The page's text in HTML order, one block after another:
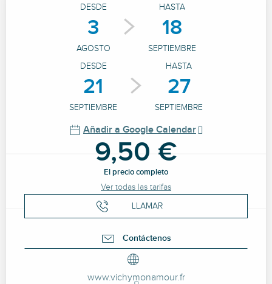
DESDE
3
AGOSTO
HASTA
18
SEPTIEMBRE
DESDE
21
SEPTIEMBRE
HASTA
27
SEPTIEMBRE
Añadir a Google Calendar
9,50 €
El precio completo
Ver todas las tarifas
LLAMAR
Contáctenos
www.vichymonamour.fr